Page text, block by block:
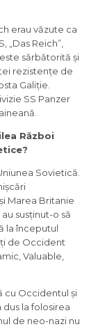
erau văzute ca
„Das Reich”,
sărbătorită și
rezistențe de
Galiție.
SS Panzer
Război
Sovietică.
Marea Britanie
susținut-o să
la începutul
de Occident
Valuable,
cu Occidentul și
dus la folosirea
de neo-nazi nu